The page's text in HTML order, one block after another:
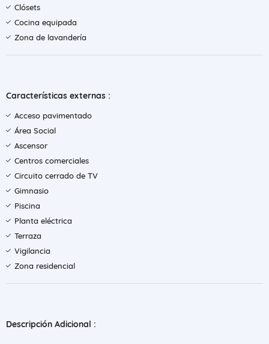
Clósets
Cocina equipada
Zona de lavandería
Características externas :
Acceso pavimentado
Área Social
Ascensor
Centros comerciales
Circuito cerrado de TV
Gimnasio
Piscina
Planta eléctrica
Terraza
Vigilancia
Zona residencial
Descripción Adicional :